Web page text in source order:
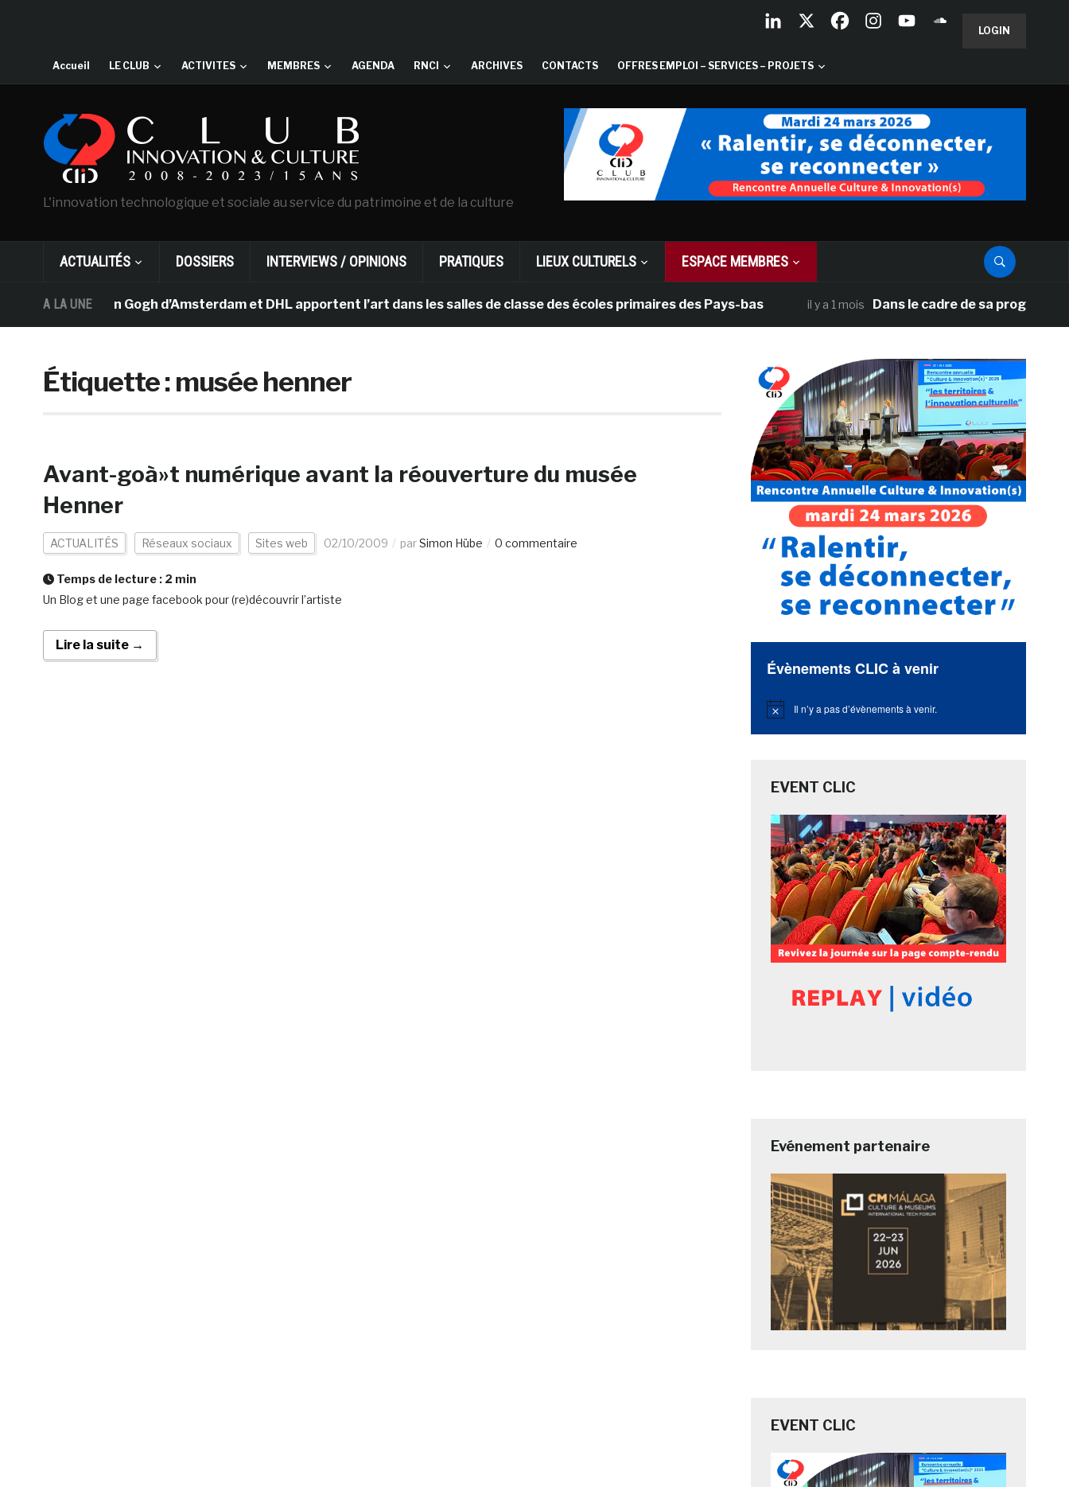
LOGIN
Accueil LE CLUB ACTIVITES MEMBRES AGENDA RNCI ARCHIVES CONTACTS OFFRES EMPLOI – SERVICES – PROJETS
L'innovation technologique et sociale au service du patrimoine et de la culture
ACTUALITÉS DOSSIERS INTERVIEWS / OPINIONS PRATIQUES LIEUX CULTURELS ESPACE MEMBRES
A LA UNE
musée Van Gogh d’Amsterdam et DHL apportent l’art dans les salles de classe des écoles primaires des Pays-bas il y a 1 mois Dans le cadre de sa
Étiquette :musée henner
Avant-goà»t numérique avant la réouverture du musée
Henner
ACTUALITÉS Réseaux sociaux Sites web 02/10/2009 parSimon Hübe 0 commentaire
Temps de lecture : 2 min
Un Blog et une page facebook pour (re)découvrir l’artiste
Lire la suite →
Évènements CLIC à venir
Notice Il n’y a pas d’évènements à venir.
EVENT CLIC
Evénement partenaire
EVENT CLIC